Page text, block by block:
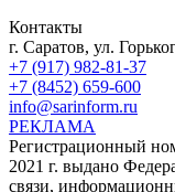
Контакты
г. Саратов, ул.
+7 (917) 982-81-37
+7 (8452) 659-600
info@sarinform.ru
РЕКЛАМА
Регистрационный
2021 г. выдано
связи,